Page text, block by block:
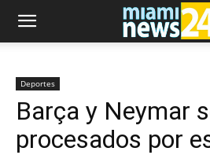
Deportes
Barça y Neymar
procesados por